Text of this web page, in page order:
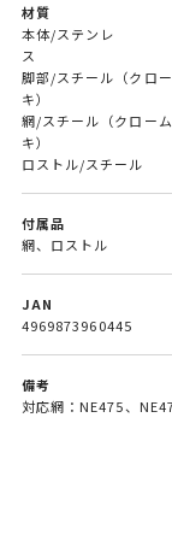
材質
本体/ステンレ
脚部/スチール（クロ
網/スチール（クロー
ロストル/スチール
付属品
網、ロストル
JAN
4969873960445
備考
対応網：NE475、